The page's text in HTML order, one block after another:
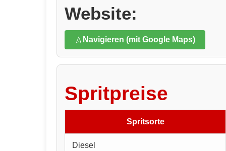
Website:
Navigieren (mit Google Maps)
Spritpreise
Spritsorte
Diesel